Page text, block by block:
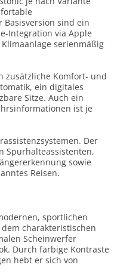
sind ein
Integration via Apple
serienmäßig
zusätzliche Komfort- und
ein digitales
Sitze. Auch ein
ist je
Der
Spurhalteassistenten,
sowie
Reisen.
sportlichen
charakteristischen
Scheinwerfer
Durch farbige Kontraste
hebt er sich von